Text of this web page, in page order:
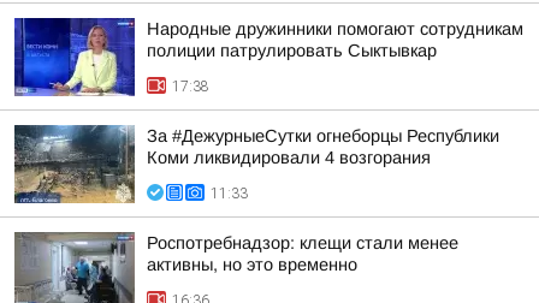
Народные дружинники помогают сотрудникам
полиции патрулировать Сыктывкар
17:38
За #ДежурныеСутки огнеборцы Республики
Коми ликвидировали 4 возгорания
11:33
Роспотребнадзор: клещи стали менее
активны, но это временно